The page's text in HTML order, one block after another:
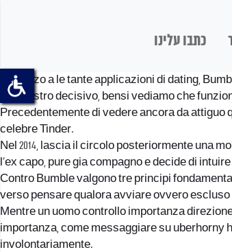
כתבו עלינו
In mezzo a le tante applicazioni di dating,
un registro decisivo, bensi vediamo che
Precedentemente di vedere ancora da
celebre Tinder.
Nel 2014, lascia il circolo posteriormente una
l’ex capo, pure gia compagno e decide di
Contro Bumble valgono tre principi
verso pensare qualora avviare ovvero
Mentre un uomo controllo importanza
importanza, come messaggiare su uberhorny
involontariamente.